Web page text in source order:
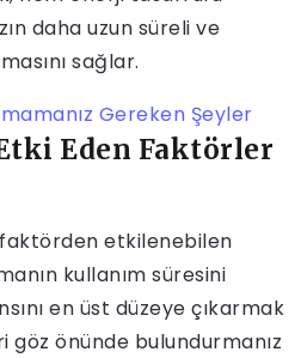
daha uzun süreli ve
sağlar.
Gereken Şeyler
Eden Faktörler
faktörden etkilenebilen
kullanım süresini
en üst düzeye çıkarmak
göz önünde bulundurmanız